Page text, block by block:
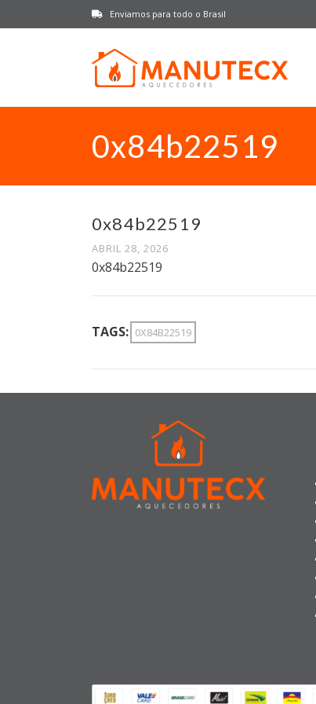
Enviamos para todo o Brasil
0x84b22519
0x84b22519
ABRIL 28, 2026
0x84b22519
TAGS: 0X84B22519